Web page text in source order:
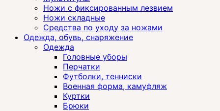
Ножи с фиксированным лезвием
Ножи складные
Средства по уходу за ножами
Одежда, обувь, снаряжение
Одежда
Головные уборы
Перчатки
Футболки, тенниски
Военная форма, камуфляж
Куртки
Брюки